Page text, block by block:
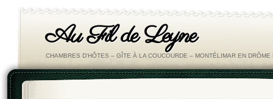
Au Fil de Leyne
CHAMBRES D'HÔTES – GÎTE À LA COUCOURDE – MONTÉLIMAR EN DRÔME